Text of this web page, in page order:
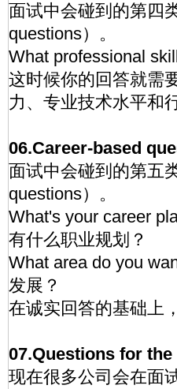
面试中会碰到的第
questions）。
What professional
这时候你的回答就需
力、专业技术水平和
06.Career-based
面试中会碰到的第五
questions）。
What's your career
有什么职业规划？
What area do you
发展？
在诚实回答的基础上
07.Questions for
现在很多公司会在面